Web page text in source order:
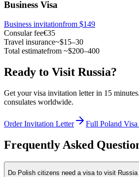
Business Visa
Business invitationfrom $149
Consular fee€35
Travel insurance~$15–30
Total estimatefrom ~$200–400
Ready to Visit Russia?
Get your visa invitation letter in 15
consulates worldwide.
Order Invitation Letter Full Poland
Frequently Asked
Do Polish citizens need a visa to visit Russia